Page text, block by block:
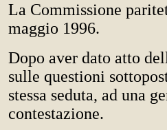
La Commissione
maggio 1996.
Dopo aver dato atto
sulle questioni
stessa seduta, ad una
contestazione.